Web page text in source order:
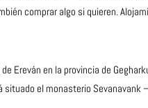
comprar algo si quieren.
Ereván en la provincia de
el monasterio Sevanavank